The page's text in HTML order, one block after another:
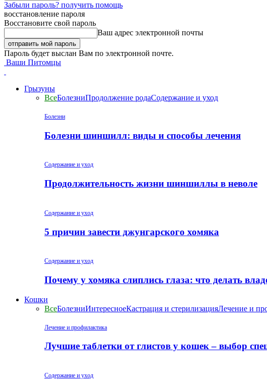
Забыли пароль? получить помощь
восстановление пароля
Восстановите свой пароль
Ваш адрес электронной почты
Пароль будет выслан Вам по электронной почте.
Ваши Питомцы
Грызуны
ВсеБолезниПродолжение родаСодержание и уход
Болезни
Болезни шиншилл: виды и способы лечения
Содержание и уход
Продолжительность жизни шиншиллы в неволе
Содержание и уход
5 причин завести джунгарского хомяка
Содержание и уход
Почему у хомяка слиплись глаза: что делать
Кошки
ВсеБолезниИнтересноеКастрация и стерилизацияЛечение и
Лечение и профилактика
Лучшие таблетки от глистов у кошек – выбор
Содержание и уход